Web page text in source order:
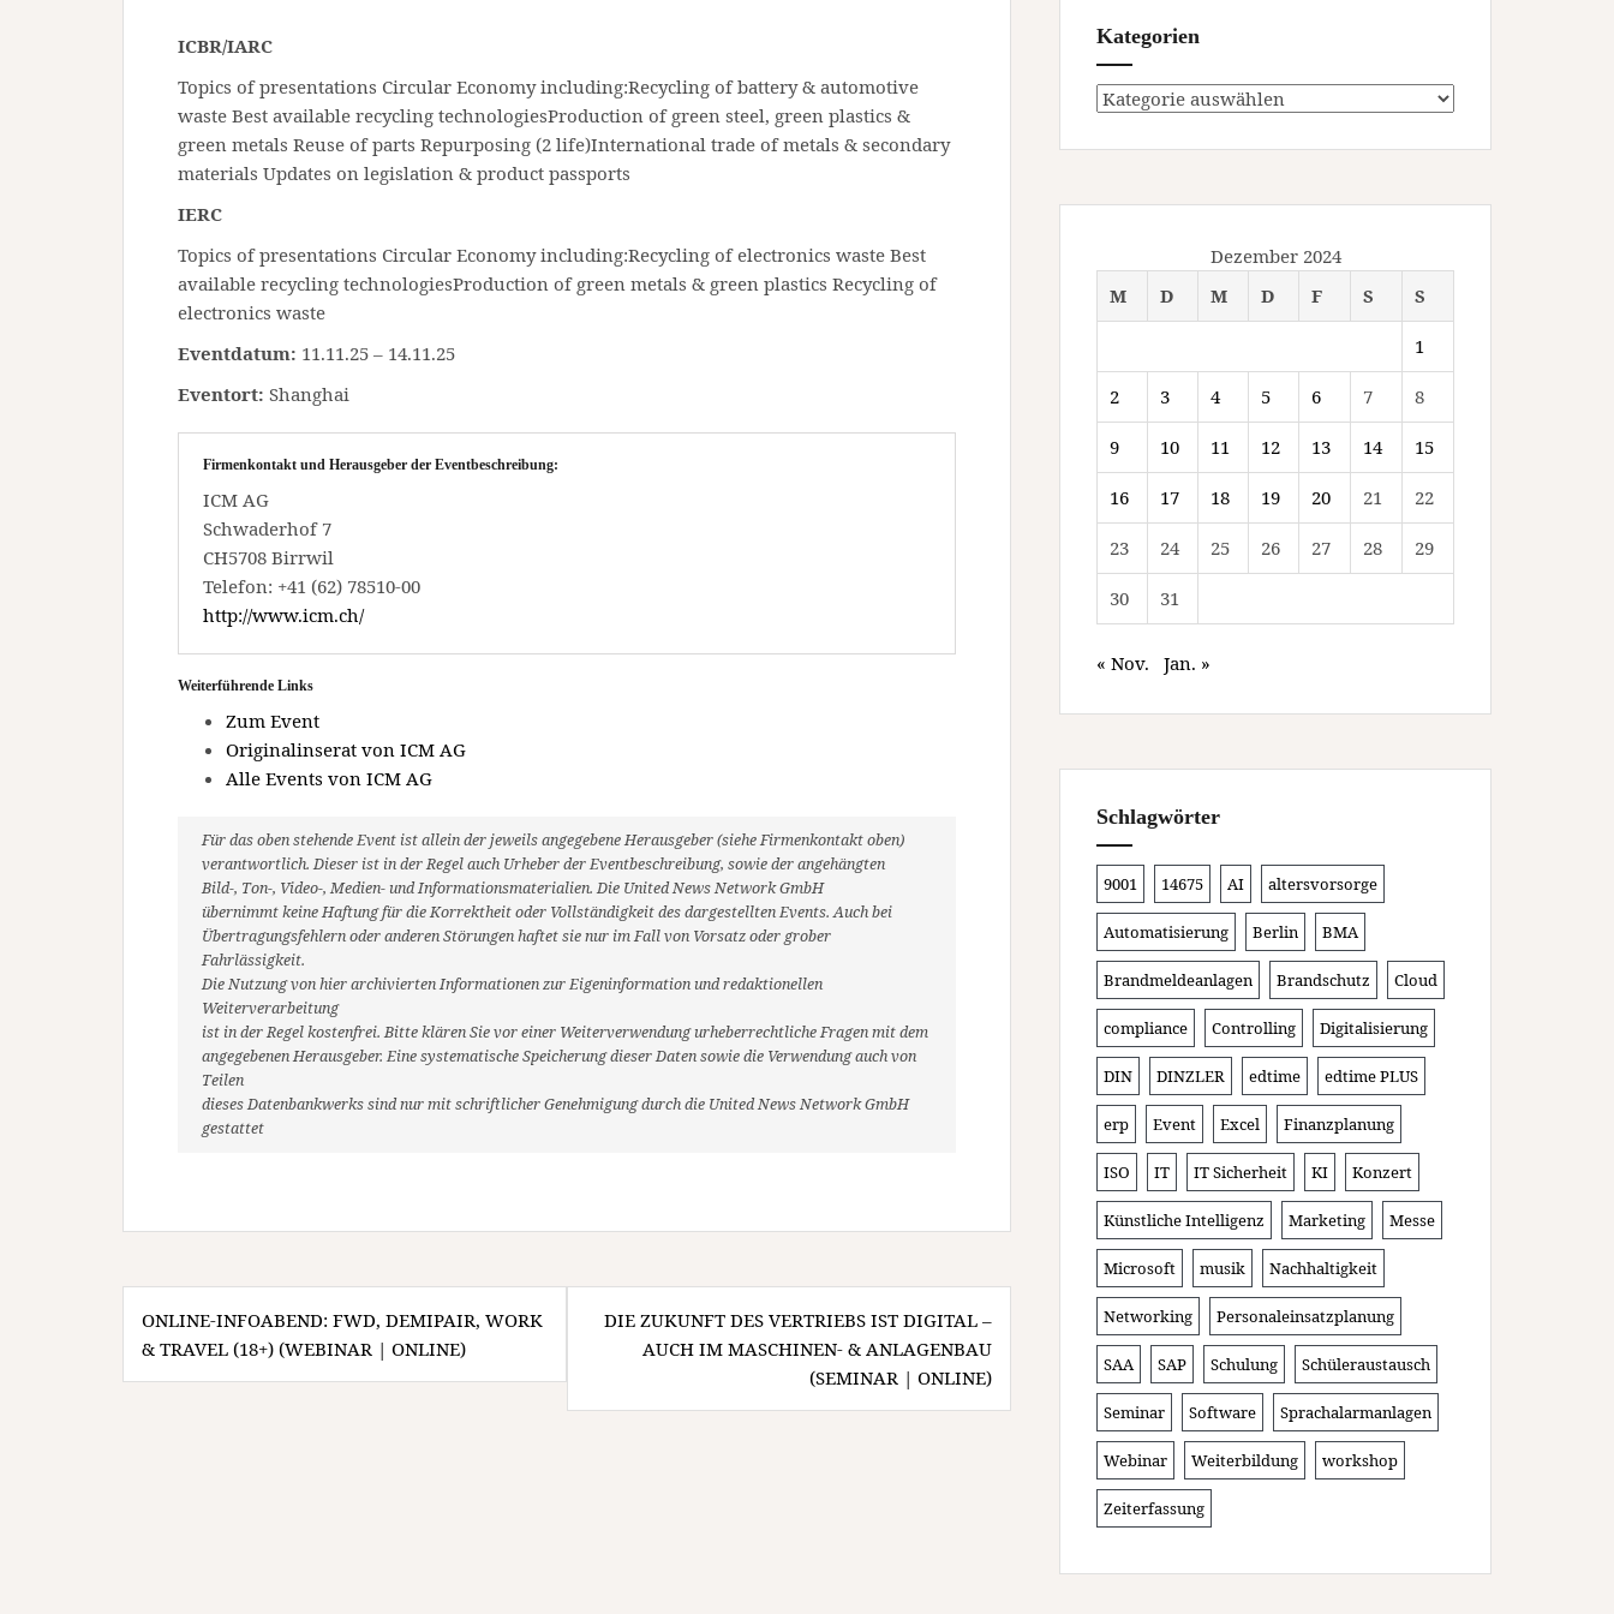
ICBR/IARC
Topics of presentations Circular Economy including:Recycling of battery & automotive
waste Best available recycling technologiesProduction of green steel, green plastics &
green metals Reuse of parts Repurposing (2 life)International trade of metals & secondary
materials Updates on legislation & product passports
IERC
Topics of presentations Circular Economy including:Recycling of electronics waste Best
available recycling technologiesProduction of green metals & green plastics Recycling of
electronics waste
Eventdatum: 11.11.25 – 14.11.25
Eventort: Shanghai
Firmenkontakt und Herausgeber der Eventbeschreibung:
ICM AG
Schwaderhof 7
CH5708 Birrwil
Telefon: +41 (62) 78510-00
http://www.icm.ch/
Weiterführende Links
Zum Event
Originalinserat von ICM AG
Alle Events von ICM AG
Für das oben stehende Event ist allein der jeweils angegebene Herausgeber (siehe Firmenkontakt oben)
verantwortlich. Dieser ist in der Regel auch Urheber der Eventbeschreibung, sowie der angehängten
Bild-, Ton-, Video-, Medien- und Informationsmaterialien. Die United News Network GmbH
übernimmt keine Haftung für die Korrektheit oder Vollständigkeit des dargestellten Events. Auch bei
Übertragungsfehlern oder anderen Störungen haftet sie nur im Fall von Vorsatz oder grober
Fahrlässigkeit.
Die Nutzung von hier archivierten Informationen zur Eigeninformation und redaktionellen
Weiterverarbeitung
ist in der Regel kostenfrei. Bitte klären Sie vor einer Weiterverwendung urheberrechtliche Fragen mit dem
angegebenen Herausgeber. Eine systematische Speicherung dieser Daten sowie die Verwendung auch von
Teilen
dieses Datenbankwerks sind nur mit schriftlicher Genehmigung durch die United News Network GmbH
gestattet
Beitragsnavigation
ONLINE-INFOABEND: FWD, DEMIPAIR, WORK
& TRAVEL (18+) (WEBINAR | ONLINE)
DIE ZUKUNFT DES VERTRIEBS IST DIGITAL –
AUCH IM MASCHINEN- & ANLAGENBAU
(SEMINAR | ONLINE)
Kategorien
Kategorien
Dezember 2024
M
D M D F S S
1
2 3 4 5 6 7 8
9 10 11 12 13 14 15
16 17 18 19 20 21 22
23 24 25 26 27 28 29
30 31
« Nov. Jan. »
Schlagwörter
9001 14675 AI altersvorsorge
Automatisierung Berlin BMA
Brandmeldeanlagen Brandschutz Cloud
compliance Controlling Digitalisierung
DIN DINZLER edtime edtime PLUS
erp Event Excel Finanzplanung
ISO IT IT Sicherheit KI Konzert
Künstliche Intelligenz Marketing Messe
Microsoft musik Nachhaltigkeit
Networking Personaleinsatzplanung
SAA SAP Schulung Schüleraustausch
Seminar Software Sprachalarmanlagen
Webinar Weiterbildung workshop
Zeiterfassung